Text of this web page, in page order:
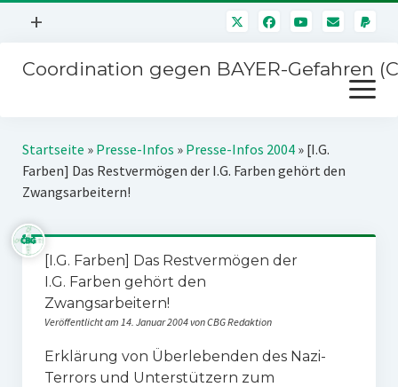
Menü
+
Mitmachen
Über uns
Kontakt
Impressum
Störfälle
Coordination gegen BAYER-Gefahren
Menü
öffnen
Kampagnen
BAYER-Hauptversammlungen
Stichwort BAYER
Jahrestagung
SPENDEN
Startseite » Presse-Infos » Presse-Infos 2004» [I.G.
Farben] Das Restvermögen der I.G. Farben gehört den
Zwangsarbeitern!
[I.G. Farben] Das Restvermögen der
I.G. Farben gehört den
Zwangsarbeitern!
Veröffentlicht am 14. Januar 2004 von CBG Redaktion
Erklärung von Überlebenden des Nazi-
Terrors und Unterstützern zum